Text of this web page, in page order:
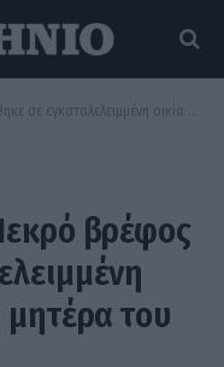
οικία – Συνελήφθη η μητέρα του
βρέφος
του